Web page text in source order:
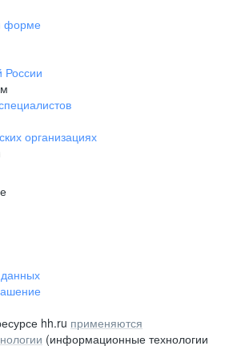
форме
России
организациях
hh.ru применяются
(информационные технологии